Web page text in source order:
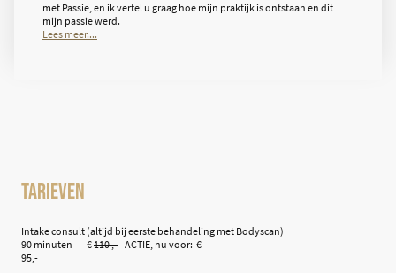
met Passie, en ik vertel u graag hoe mijn praktijk is ontstaan en dit
mijn passie werd.
Lees meer....
Tarieven
Intake consult (altijd bij eerste behandeling met Bodyscan)
90 minuten €110 ,- ACTIE, nu voor: €
95,-